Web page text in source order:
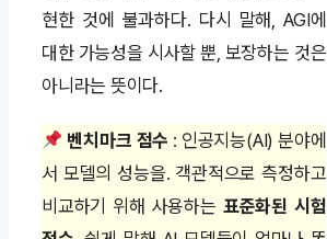
현한 것에 불과하다. 다시 말해, AGI에
대한 가능성을 시사할 뿐, 보장하는 것은
아니라는 뜻이다.
벤치마크 점수 : 인공지능(AI) 분야에
서 모델의 성능을. 객관적으로 측정하고
비교하기 위해 사용하는 표준화된 시험